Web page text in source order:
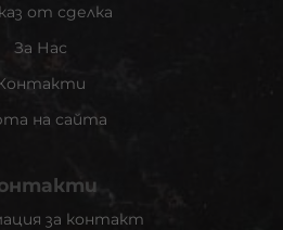
от сделка
За Нас
на сайта
за контакт